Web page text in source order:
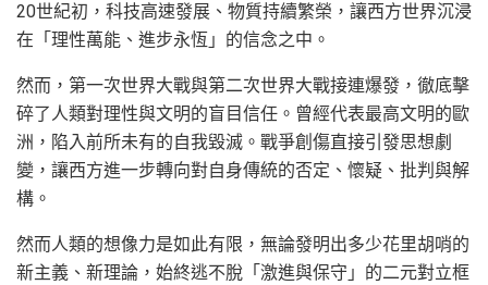
20世紀初，科技高速發展、物質持續繁榮，讓西方世界沉浸
在「理性萬能、進步永恆」的信念之中。
然而，第一次世界大戰與第二次世界大戰接連爆發，徹底擊
碎了人類對理性與文明的盲目信任。曾經代表最高文明的歐
洲，陷入前所未有的自我毀滅。戰爭創傷直接引發思想劇
變，讓西方進一步轉向對自身傳統的否定、懷疑、批判與解
構。
然而人類的想像力是如此有限，無論發明出多少花里胡哨的
新主義、新理論，始終逃不脫「激進與保守」的二元對立框